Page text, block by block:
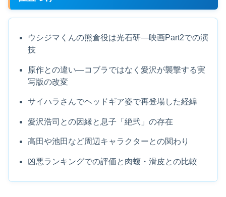
ウシジマくんの熊倉役は光石研―映画Part2での演
技
原作との違い―コブラではなく愛沢が襲撃する実
写版の改変
サイハラさんでヘッドギア姿で再登場した経緯
愛沢浩司との因縁と息子「絶弐」の存在
高田や池田など周辺キャラクターとの関わり
凶悪ランキングでの評価と肉蝮・滑皮との比較